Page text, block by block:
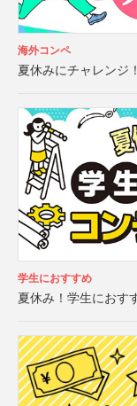
海外コンペ
夏休みにチャレンジ
学生におすすめ
夏休み！学生におす